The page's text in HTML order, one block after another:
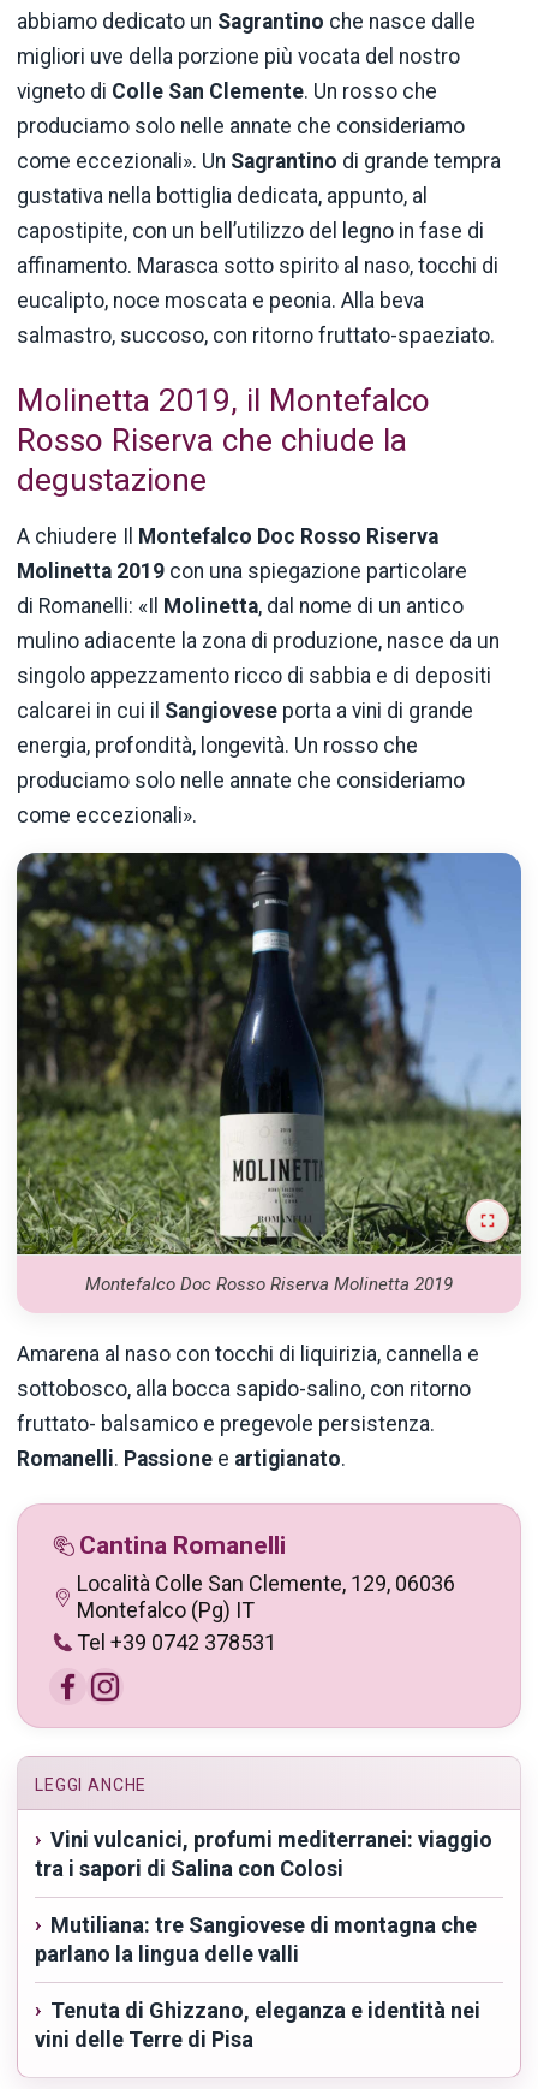
abbiamo dedicato un Sagrantino che nasce dalle
migliori uve della porzione più vocata del nostro
vigneto di Colle San Clemente. Un rosso che
produciamo solo nelle annate che consideriamo
come eccezionali». Un Sagrantino di grande tempra
gustativa nella bottiglia dedicata, appunto, al
capostipite, con un bell’utilizzo del legno in fase di
affinamento. Marasca sotto spirito al naso, tocchi di
eucalipto, noce moscata e peonia. Alla beva
salmastro, succoso, con ritorno fruttato-spaeziato.
Molinetta 2019, il Montefalco
Rosso Riserva che chiude la
degustazione
A chiudere Il
Montefalco Doc Rosso Riserva
Molinetta 2019 con una spiegazione particolare
di Romanelli: «Il
Molinetta, dal nome di un antico
mulino adiacente la zona di produzione, nasce da un
singolo appezzamento ricco di sabbia e di depositi
calcarei in cui il Sangiovese porta a vini di grande
energia, profondità, longevità. Un rosso che
produciamo solo nelle annate che consideriamo
come eccezionali».
Montefalco Doc Rosso Riserva Molinetta 2019
Amarena al naso con tocchi di liquirizia, cannella e
sottobosco, alla bocca sapido-salino, con ritorno
fruttato- balsamico e pregevole persistenza.
Romanelli. Passione e artigianato.
Cantina Romanelli
Località Colle San Clemente, 129, 06036
Montefalco (Pg) IT
Tel +39 0742 378531
LEGGI ANCHE
Vini vulcanici, profumi mediterranei: viaggio
tra i sapori di Salina con Colosi
Mutiliana: tre Sangiovese di montagna che
parlano la lingua delle valli
Tenuta di Ghizzano, eleganza e identità nei
vini delle Terre di Pisa